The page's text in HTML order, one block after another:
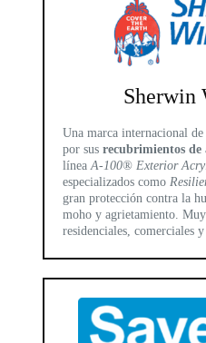
Sherwin
Una marca internacional
por sus recubrimientos
líneaA-100® Exterior
especializados como
gran protección contra la
moho y agrietamiento.
residenciales, comerciales